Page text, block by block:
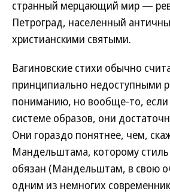
странный мерцающий мир —
Петроград, населенный
христианскими святыми.
Вагиновские стихи обычно
принципиально недоступными
пониманию, но вообще-то, если
системе образов, они
Они гораздо понятнее, чем,
Мандельштама, которому
обязан (Мандельштам, в свою
одним из немногих